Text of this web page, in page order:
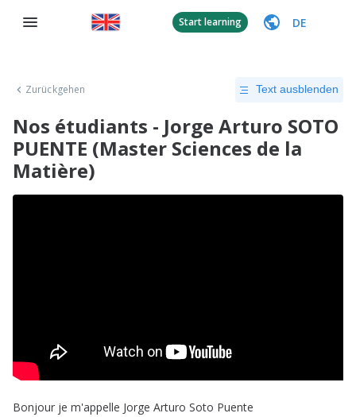
Start learning DE
Zurückgehen Text ausblenden
Nos étudiants - Jorge Arturo SOTO
PUENTE (Master Sciences de la
Matière)
Bonjour je m'appelle Jorge Arturo Soto Puente